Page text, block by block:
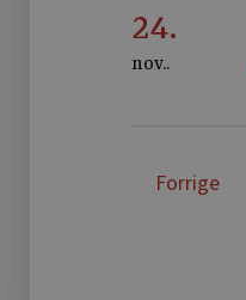
24.
nov..
Forrige